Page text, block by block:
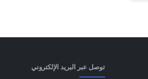
توصل عبر البريد الإلكتروني